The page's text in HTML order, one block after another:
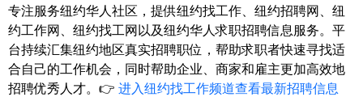
专注服务纽约华人社区，提供纽约找工作、纽约招聘网、纽
约工作网、纽约找工网以及纽约华人求职招聘信息服务。平
台持续汇集纽约地区真实招聘职位，帮助求职者快速寻找适
合自己的工作机会，同时帮助企业、商家和雇主更加高效地
招聘优秀人才。👉 进入纽约找工作频道查看最新招聘信息